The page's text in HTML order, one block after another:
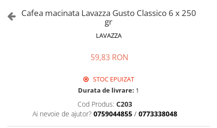
Cafea macinata Lavazza Gusto Classico 6 x 250
gr
LAVAZZA
59,83 RON
STOC EPUIZAT
Durata de livrare: 1
Cod Produs: C203
Ai nevoie de ajutor? 0759044855 / 0773338048